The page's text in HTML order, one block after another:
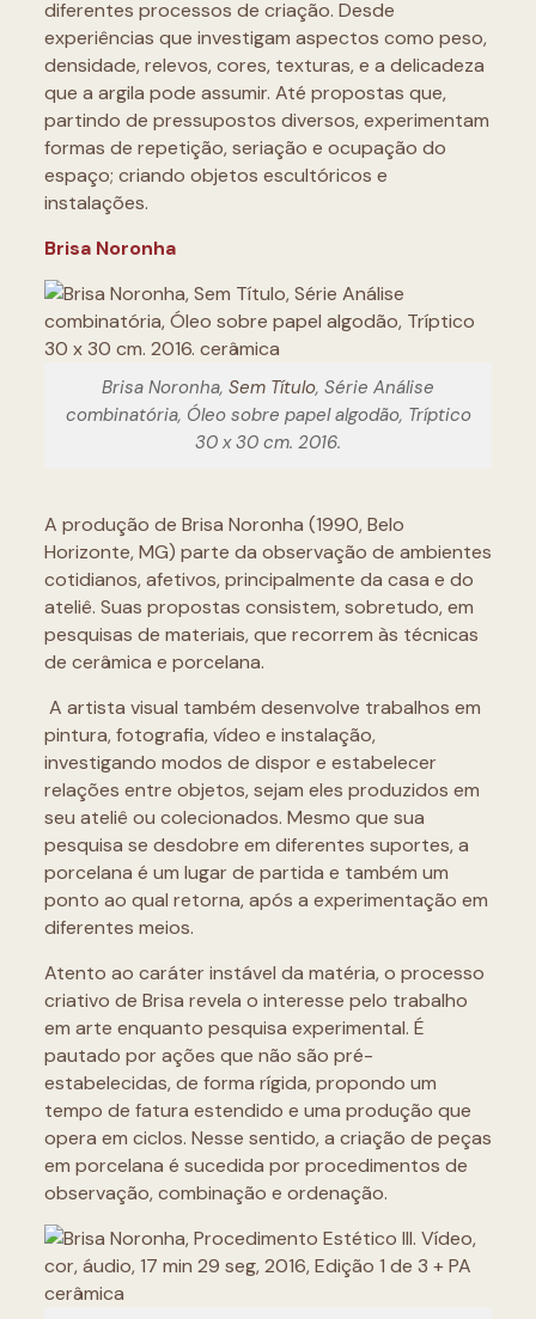
diferentes processos de criação. Desde
experiências que investigam aspectos como peso,
densidade, relevos, cores, texturas, e a delicadeza
que a argila pode assumir. Até propostas que,
partindo de pressupostos diversos, experimentam
formas de repetição, seriação e ocupação do
espaço; criando objetos escultóricos e
instalações.
Brisa Noronha
Brisa Noronha, Sem Título, Série Análise
combinatória, Óleo sobre papel algodão, Tríptico
30 x 30 cm. 2016.
A produção de Brisa Noronha (1990, Belo
Horizonte, MG) parte da observação de ambientes
cotidianos, afetivos, principalmente da casa e do
ateliê. Suas propostas consistem, sobretudo, em
pesquisas de materiais, que recorrem às técnicas
de cerâmica e porcelana.
A artista visual também desenvolve trabalhos em
pintura, fotografia, vídeo e instalação,
investigando modos de dispor e estabelecer
relações entre objetos, sejam eles produzidos em
seu ateliê ou colecionados. Mesmo que sua
pesquisa se desdobre em diferentes suportes, a
porcelana é um lugar de partida e também um
ponto ao qual retorna, após a experimentação em
diferentes meios.
Atento ao caráter instável da matéria, o processo
criativo de Brisa revela o interesse pelo trabalho
em arte enquanto pesquisa experimental. É
pautado por ações que não são pré-
estabelecidas, de forma rígida, propondo um
tempo de fatura estendido e uma produção que
opera em ciclos. Nesse sentido, a criação de peças
em porcelana é sucedida por procedimentos de
observação, combinação e ordenação.